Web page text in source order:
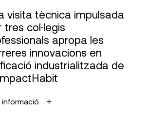
visita tècnica impulsada
tres col·legis
apropa les
innovacions en
industrialitzada de
informació